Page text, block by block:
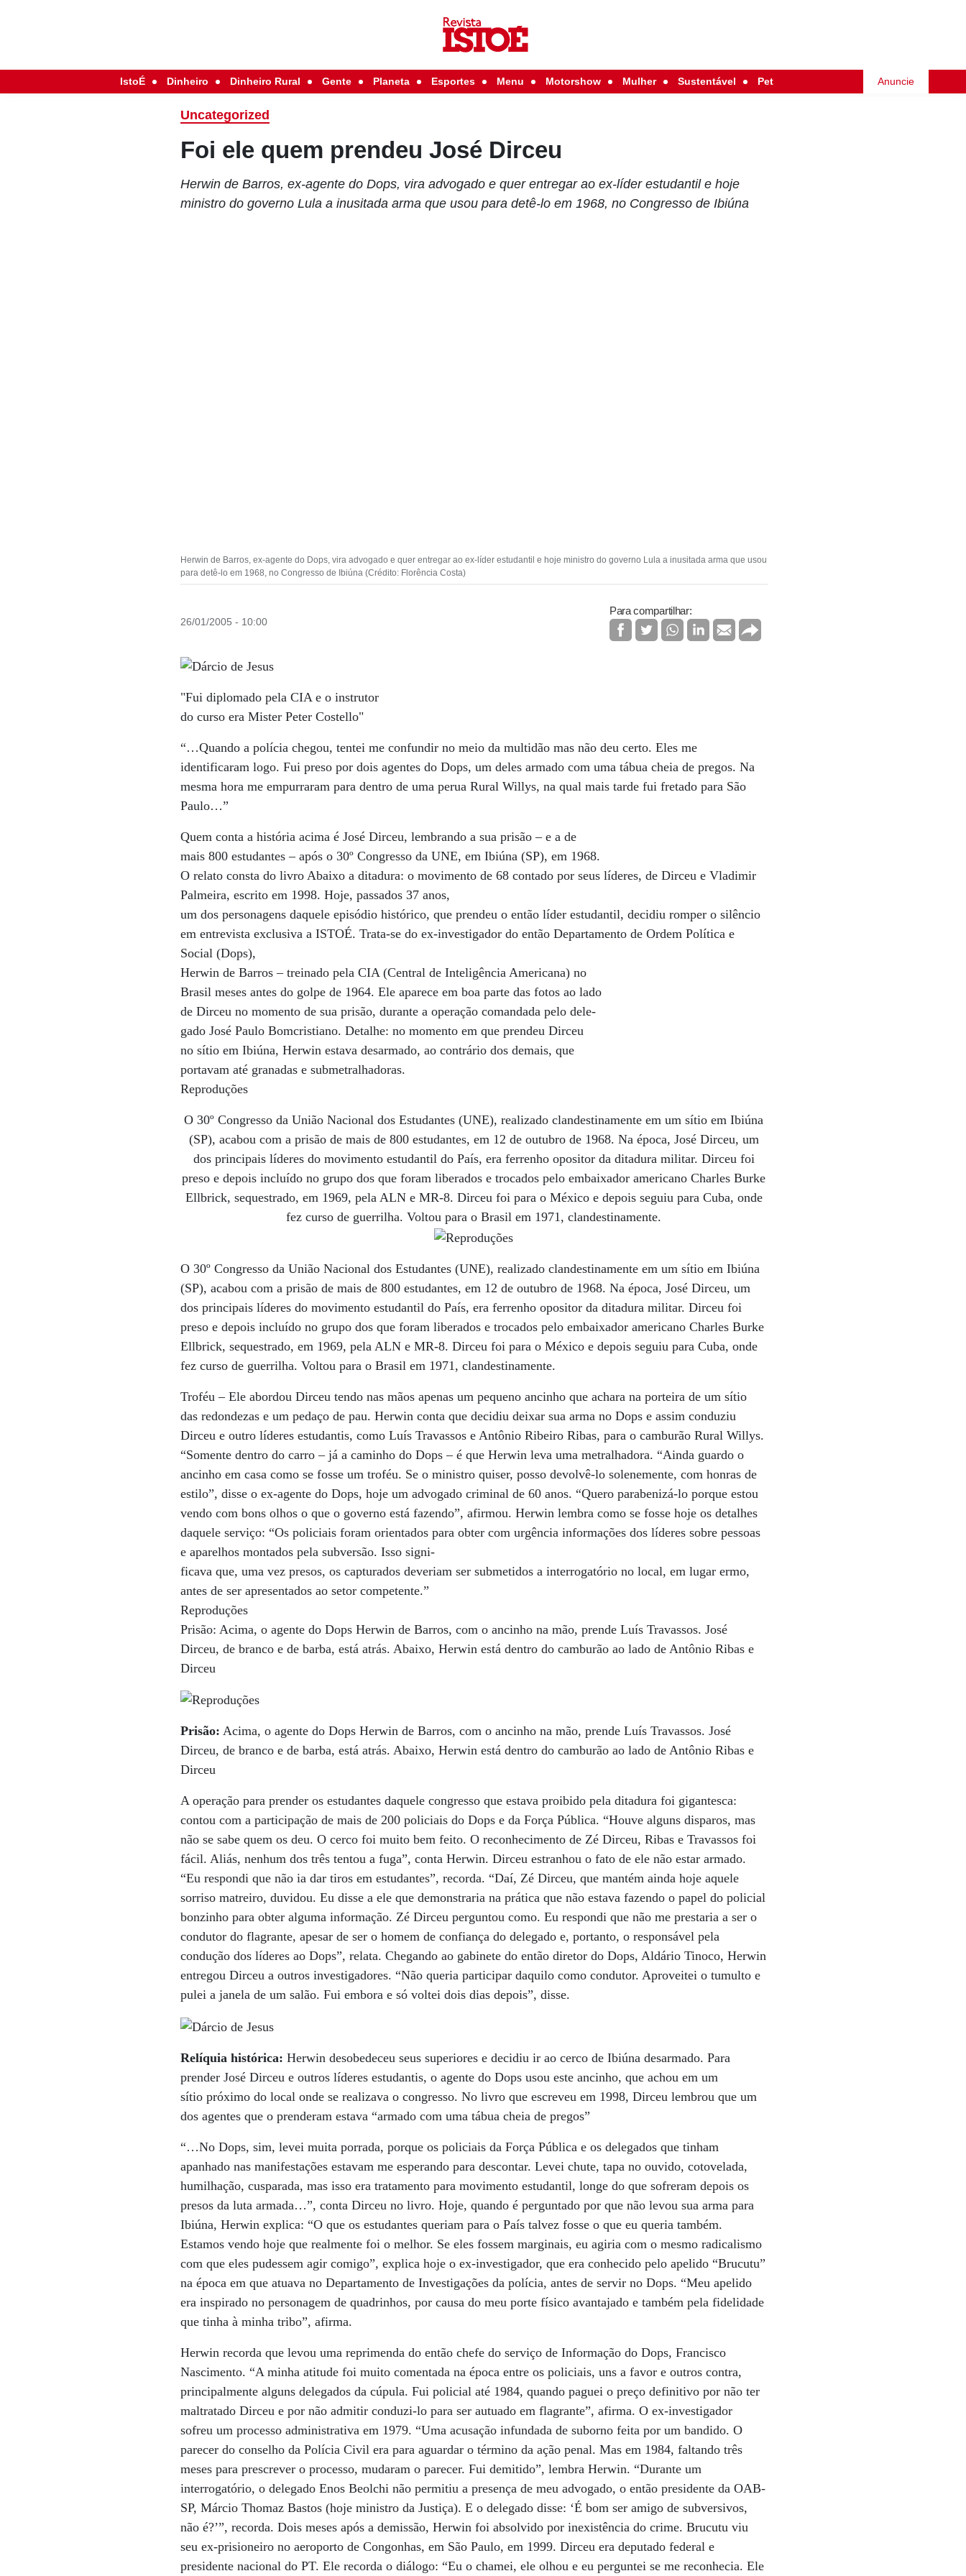
IstoÉ Dinheiro Dinheiro Rural Gente Planeta Esportes Menu Motorshow Mulher Sustentável Pet Anuncie
Uncategorized
Foi ele quem prendeu José Dirceu
Herwin de Barros, ex-agente do Dops, vira advogado e quer entregar ao ex-líder estudantil e hoje
ministro do governo Lula a inusitada arma que usou para detê-lo em 1968, no Congresso de Ibiúna
Herwin de Barros, ex-agente do Dops, vira advogado e quer entregar ao ex-líder estudantil e hoje ministro do governo Lula a inusitada arma que usou
para detê-lo em 1968, no Congresso de Ibiúna (Crédito: Florência Costa)
26/01/2005 - 10:00
Para compartilhar:
"Fui diplomado pela CIA e o instrutor
do curso era Mister Peter Costello"
“…Quando a polícia chegou, tentei me confundir no meio da multidão mas não deu certo. Eles me
identificaram logo. Fui preso por dois agentes do Dops, um deles armado com uma tábua cheia de pregos. Na
mesma hora me empurraram para dentro de uma perua Rural Willys, na qual mais tarde fui fretado para São
Paulo…”
Quem conta a história acima é José Dirceu, lembrando a sua prisão – e a de
mais 800 estudantes – após o 30º Congresso da UNE, em Ibiúna (SP), em 1968.
O relato consta do livro Abaixo a ditadura: o movimento de 68 contado por seus líderes, de Dirceu e Vladimir
Palmeira, escrito em 1998. Hoje, passados 37 anos,
um dos personagens daquele episódio histórico, que prendeu o então líder estudantil, decidiu romper o silêncio
em entrevista exclusiva a ISTOÉ. Trata-se do ex-investigador do então Departamento de Ordem Política e
Social (Dops),
Herwin de Barros – treinado pela CIA (Central de Inteligência Americana) no
Brasil meses antes do golpe de 1964. Ele aparece em boa parte das fotos ao lado
de Dirceu no momento de sua prisão, durante a operação comandada pelo dele-
gado José Paulo Bomcristiano. Detalhe: no momento em que prendeu Dirceu
no sítio em Ibiúna, Herwin estava desarmado, ao contrário dos demais, que
portavam até granadas e submetralhadoras.
Reproduções
O 30º Congresso da União Nacional dos Estudantes (UNE), realizado clandestinamente em um sítio em Ibiúna
(SP), acabou com a prisão de mais de 800 estudantes, em 12 de outubro de 1968. Na época, José Dirceu, um
dos principais líderes do movimento estudantil do País, era ferrenho opositor da ditadura militar. Dirceu foi
preso e depois incluído no grupo dos que foram liberados e trocados pelo embaixador americano Charles Burke
Ellbrick, sequestrado, em 1969, pela ALN e MR-8. Dirceu foi para o México e depois seguiu para Cuba, onde
fez curso de guerrilha. Voltou para o Brasil em 1971, clandestinamente.
O 30º Congresso da União Nacional dos Estudantes (UNE), realizado clandestinamente em um sítio em Ibiúna
(SP), acabou com a prisão de mais de 800 estudantes, em 12 de outubro de 1968. Na época, José Dirceu, um
dos principais líderes do movimento estudantil do País, era ferrenho opositor da ditadura militar. Dirceu foi
preso e depois incluído no grupo dos que foram liberados e trocados pelo embaixador americano Charles Burke
Ellbrick, sequestrado, em 1969, pela ALN e MR-8. Dirceu foi para o México e depois seguiu para Cuba, onde
fez curso de guerrilha. Voltou para o Brasil em 1971, clandestinamente.
Troféu – Ele abordou Dirceu tendo nas mãos apenas um pequeno ancinho que achara na porteira de um sítio
das redondezas e um pedaço de pau. Herwin conta que decidiu deixar sua arma no Dops e assim conduziu
Dirceu e outro líderes estudantis, como Luís Travassos e Antônio Ribeiro Ribas, para o camburão Rural Willys.
“Somente dentro do carro – já a caminho do Dops – é que Herwin leva uma metralhadora. “Ainda guardo o
ancinho em casa como se fosse um troféu. Se o ministro quiser, posso devolvê-lo solenemente, com honras de
estilo”, disse o ex-agente do Dops, hoje um advogado criminal de 60 anos. “Quero parabenizá-lo porque estou
vendo com bons olhos o que o governo está fazendo”, afirmou. Herwin lembra como se fosse hoje os detalhes
daquele serviço: “Os policiais foram orientados para obter com urgência informações dos líderes sobre pessoas
e aparelhos montados pela subversão. Isso signi-
ficava que, uma vez presos, os capturados deveriam ser submetidos a interrogatório no local, em lugar ermo,
antes de ser apresentados ao setor competente.”
Reproduções
Prisão: Acima, o agente do Dops Herwin de Barros, com o ancinho na mão, prende Luís Travassos. José
Dirceu, de branco e de barba, está atrás. Abaixo, Herwin está dentro do camburão ao lado de Antônio Ribas e
Dirceu
Prisão: Acima, o agente do Dops Herwin de Barros, com o ancinho na mão, prende Luís Travassos. José
Dirceu, de branco e de barba, está atrás. Abaixo, Herwin está dentro do camburão ao lado de Antônio Ribas e
Dirceu
A operação para prender os estudantes daquele congresso que estava proibido pela ditadura foi gigantesca:
contou com a participação de mais de 200 policiais do Dops e da Força Pública. “Houve alguns disparos, mas
não se sabe quem os deu. O cerco foi muito bem feito. O reconhecimento de Zé Dirceu, Ribas e Travassos foi
fácil. Aliás, nenhum dos três tentou a fuga”, conta Herwin. Dirceu estranhou o fato de ele não estar armado.
“Eu respondi que não ia dar tiros em estudantes”, recorda. “Daí, Zé Dirceu, que mantém ainda hoje aquele
sorriso matreiro, duvidou. Eu disse a ele que demonstraria na prática que não estava fazendo o papel do policial
bonzinho para obter alguma informação. Zé Dirceu perguntou como. Eu respondi que não me prestaria a ser o
condutor do flagrante, apesar de ser o homem de confiança do delegado e, portanto, o responsável pela
condução dos líderes ao Dops”, relata. Chegando ao gabinete do então diretor do Dops, Aldário Tinoco, Herwin
entregou Dirceu a outros investigadores. “Não queria participar daquilo como condutor. Aproveitei o tumulto e
pulei a janela de um salão. Fui embora e só voltei dois dias depois”, disse.
Relíquia histórica: Herwin desobedeceu seus superiores e decidiu ir ao cerco de Ibiúna desarmado. Para
prender José Dirceu e outros líderes estudantis, o agente do Dops usou este ancinho, que achou em um
sítio próximo do local onde se realizava o congresso. No livro que escreveu em 1998, Dirceu lembrou que um
dos agentes que o prenderam estava “armado com uma tábua cheia de pregos”
“…No Dops, sim, levei muita porrada, porque os policiais da Força Pública e os delegados que tinham
apanhado nas manifestações estavam me esperando para descontar. Levei chute, tapa no ouvido, cotovelada,
humilhação, cusparada, mas isso era tratamento para movimento estudantil, longe do que sofreram depois os
presos da luta armada…”, conta Dirceu no livro. Hoje, quando é perguntado por que não levou sua arma para
Ibiúna, Herwin explica: “O que os estudantes queriam para o País talvez fosse o que eu queria também.
Estamos vendo hoje que realmente foi o melhor. Se eles fossem marginais, eu agiria com o mesmo radicalismo
com que eles pudessem agir comigo”, explica hoje o ex-investigador, que era conhecido pelo apelido “Brucutu”
na época em que atuava no Departamento de Investigações da polícia, antes de servir no Dops. “Meu apelido
era inspirado no personagem de quadrinhos, por causa do meu porte físico avantajado e também pela fidelidade
que tinha à minha tribo”, afirma.
Herwin recorda que levou uma reprimenda do então chefe do serviço de Informação do Dops, Francisco
Nascimento. “A minha atitude foi muito comentada na época entre os policiais, uns a favor e outros contra,
principalmente alguns delegados da cúpula. Fui policial até 1984, quando paguei o preço definitivo por não ter
maltratado Dirceu e por não admitir conduzi-lo para ser autuado em flagrante”, afirma. O ex-investigador
sofreu um processo administrativa em 1979. “Uma acusação infundada de suborno feita por um bandido. O
parecer do conselho da Polícia Civil era para aguardar o término da ação penal. Mas em 1984, faltando três
meses para prescrever o processo, mudaram o parecer. Fui demitido”, lembra Herwin. “Durante um
interrogatório, o delegado Enos Beolchi não permitiu a presença de meu advogado, o então presidente da OAB-
SP, Márcio Thomaz Bastos (hoje ministro da Justiça). E o delegado disse: ‘É bom ser amigo de subversivos,
não é?’”, recorda. Dois meses após a demissão, Herwin foi absolvido por inexistência do crime. Brucutu viu
seu ex-prisioneiro no aeroporto de Congonhas, em São Paulo, em 1999. Dirceu era deputado federal e
presidente nacional do PT. Ele recorda o diálogo: “Eu o chamei, ele olhou e eu perguntei se me reconhecia. Ele